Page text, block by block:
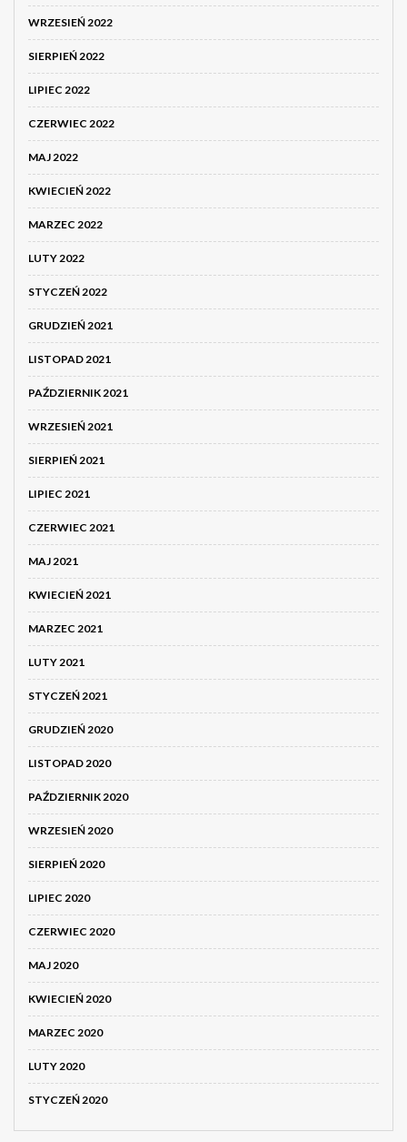
WRZESIEŃ 2022
SIERPIEŃ 2022
LIPIEC 2022
CZERWIEC 2022
MAJ 2022
KWIECIEŃ 2022
MARZEC 2022
LUTY 2022
STYCZEŃ 2022
GRUDZIEŃ 2021
LISTOPAD 2021
PAŹDZIERNIK 2021
WRZESIEŃ 2021
SIERPIEŃ 2021
LIPIEC 2021
CZERWIEC 2021
MAJ 2021
KWIECIEŃ 2021
MARZEC 2021
LUTY 2021
STYCZEŃ 2021
GRUDZIEŃ 2020
LISTOPAD 2020
PAŹDZIERNIK 2020
WRZESIEŃ 2020
SIERPIEŃ 2020
LIPIEC 2020
CZERWIEC 2020
MAJ 2020
KWIECIEŃ 2020
MARZEC 2020
LUTY 2020
STYCZEŃ 2020